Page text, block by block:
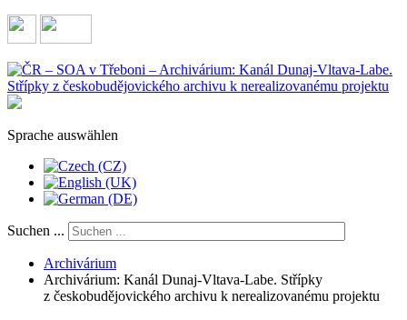
Sprache auswählen
Suchen ...
Archivárium
Archivárium: Kanál Dunaj-Vltava-Labe. Střípky
z českobudějovického archivu k nerealizovanému projektu